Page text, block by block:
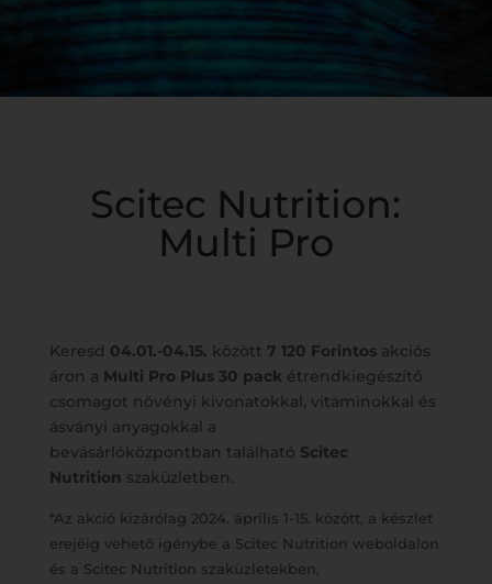
Scitec Nutrition:
Multi Pro
Keresd 04.01.-04.15. között 7 120 Forintosakciós
áron a Multi Pro Plus 30 packétrendkiegészítő
csomagot növényi kivonatokkal, vitaminokkal és
ásványi anyagokkal a
bevásárlóközpontban található Scitec
Nutrition szaküzletben.
*Az akció kizárólag 2024. április 1-15. között, a készlet
erejéig vehető igénybe a Scitec Nutrition weboldalon
és a Scitec Nutrition szaküzletekben,